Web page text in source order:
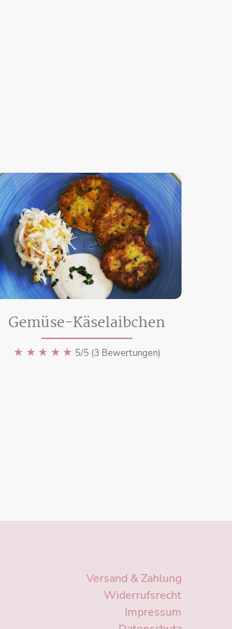
Gemüse-Käselaibchen
★ ★ ★ ★ ★ 5/5 (3 Bewertungen)
Versand & Zahlung
Widerrufsrecht
Impressum